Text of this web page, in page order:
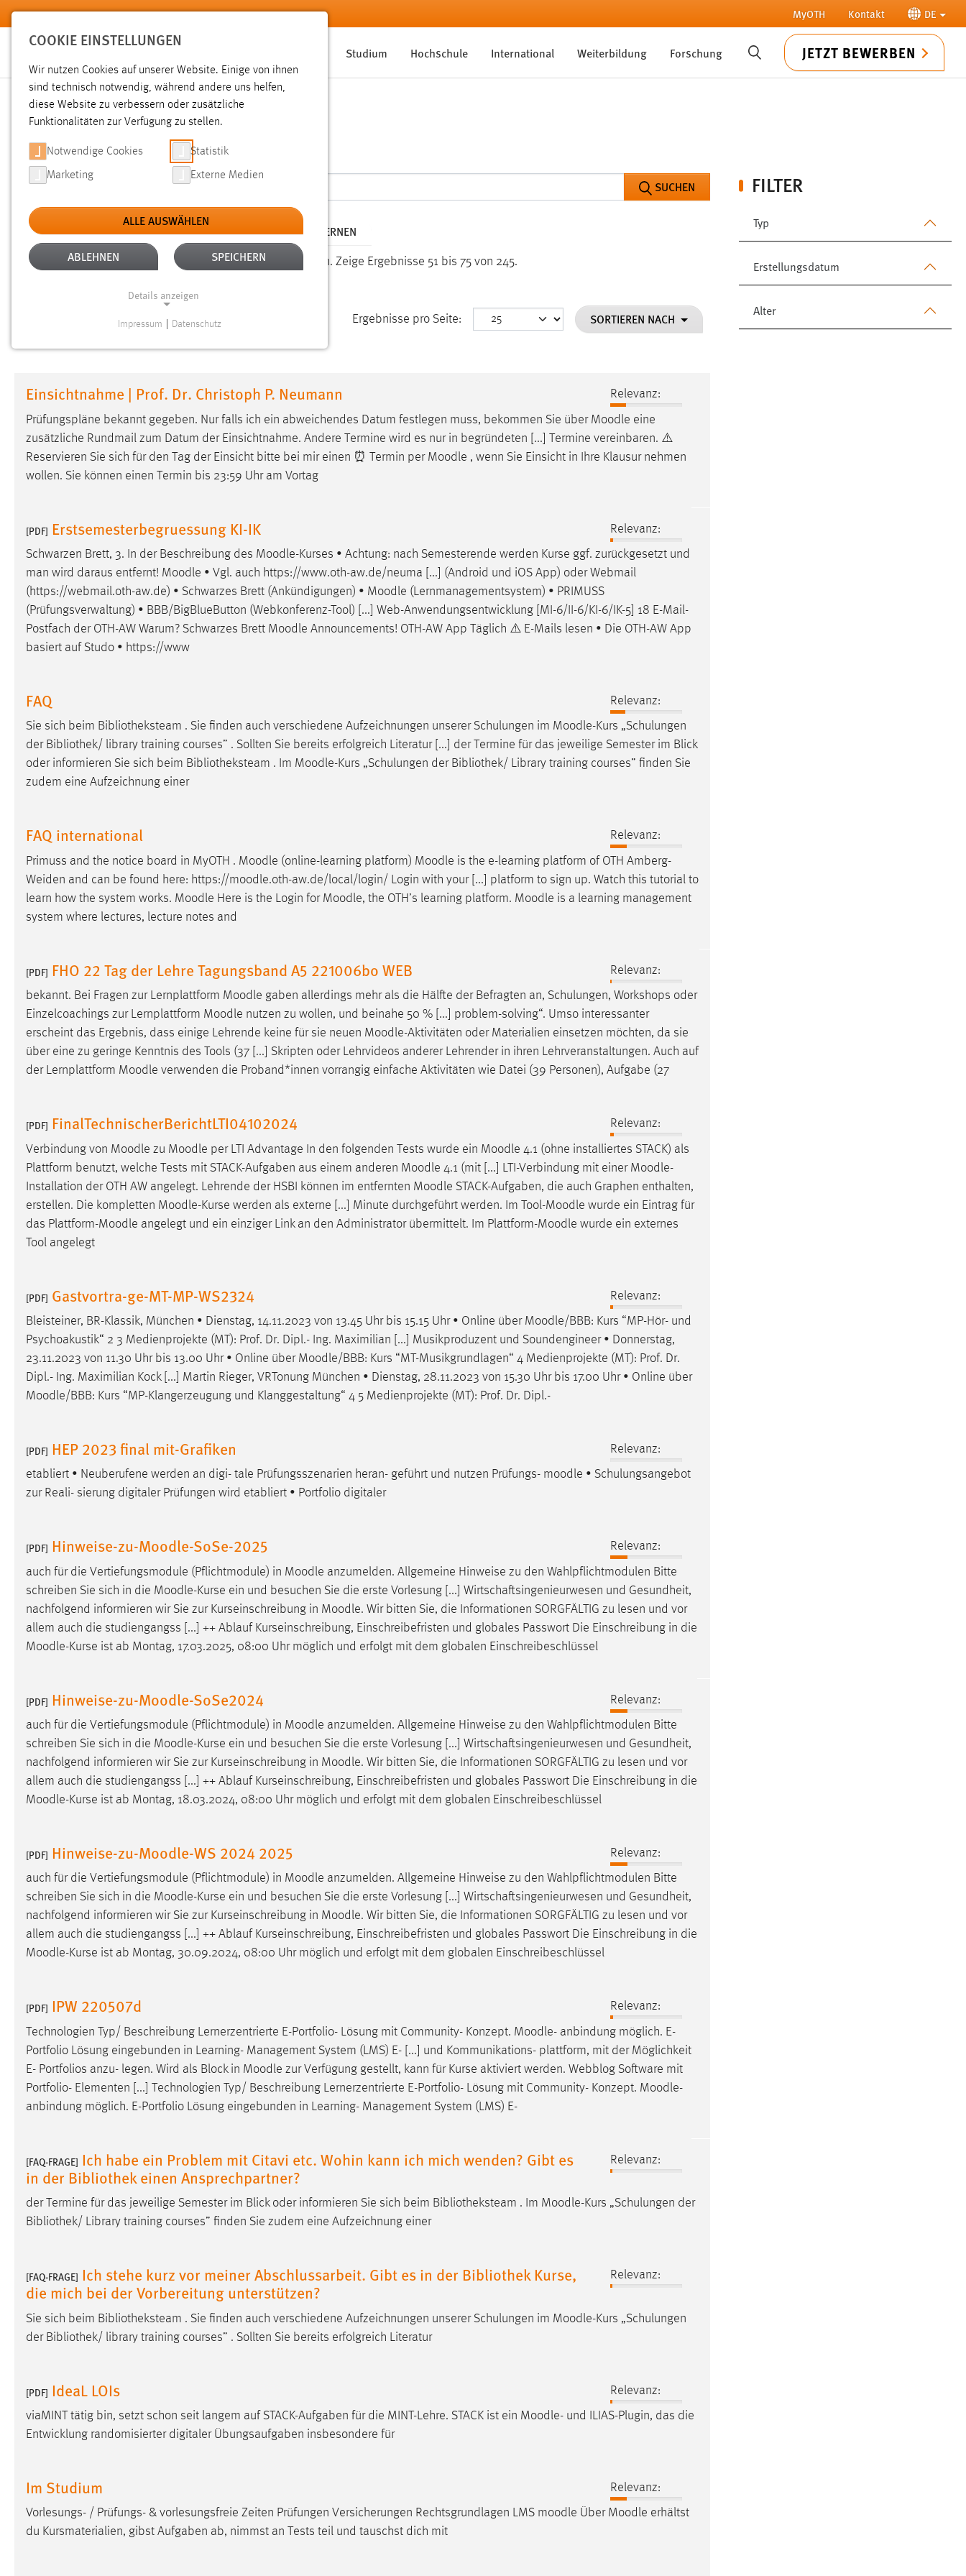
Zum Hauptinhalt springen MyOTH Kontakt DE
Studium Hochschule International Weiterbildung Forschung SUCHE JETZT BEWERBEN
SUCHE
FILTER
Typ
Erstellungsdatum
Alter
SUCHEN
Aktive Filter: ALTER: ÜBER EIN JAHR ALLE FILTER ENTFERNEN
Gesucht nach "moodle". Es wurden 245 Ergebnisse gefunden. Zeige Ergebnisse 51 bis 75 von 245.
Ergebnisse pro Seite: SORTIEREN NACH
Einsichtnahme | Prof. Dr. Christoph P. Neumann
Relevanz:
Prüfungspläne bekannt gegeben. Nur falls ich ein abweichendes Datum festlegen muss, bekommen Sie über Moodle eine
zusätzliche Rundmail zum Datum der Einsichtnahme. Andere Termine wird es nur in begründeten [...] Termine vereinbaren. ⚠️
Reservieren Sie sich für den Tag der Einsicht bitte bei mir einen ⏰ Termin per Moodle , wenn Sie Einsicht in Ihre Klausur nehmen
wollen. Sie können einen Termin bis 23:59 Uhr am Vortag
[PDF] Erstsemesterbegruessung KI-IK
Relevanz:
Schwarzen Brett, 3. In der Beschreibung des Moodle-Kurses • Achtung: nach Semesterende werden Kurse ggf. zurückgesetzt und
man wird daraus entfernt! Moodle • Vgl. auch https://www.oth-aw.de/neuma [...] (Android und iOS App) oder Webmail
(https://webmail.oth-aw.de) • Schwarzes Brett (Ankündigungen) • Moodle (Lernmanagementsystem) • PRIMUSS
(Prüfungsverwaltung) • BBB/BigBlueButton (Webkonferenz-Tool) [...] Web-Anwendungsentwicklung [MI-6/II-6/KI-6/IK-5] 18 E-Mail-
Postfach der OTH-AW Warum? Schwarzes Brett Moodle Announcements! OTH-AW App Täglich ⚠️ E-Mails lesen • Die OTH-AW App
basiert auf Studo • https://www
FAQ
Relevanz:
Sie sich beim Bibliotheksteam . Sie finden auch verschiedene Aufzeichnungen unserer Schulungen im Moodle-Kurs „Schulungen
der Bibliothek/ library training courses” . Sollten Sie bereits erfolgreich Literatur [...] der Termine für das jeweilige Semester im Blick
oder informieren Sie sich beim Bibliotheksteam . Im Moodle-Kurs „Schulungen der Bibliothek/ Library training courses” finden Sie
zudem eine Aufzeichnung einer
FAQ international
Relevanz:
Primuss and the notice board in MyOTH . Moodle (online-learning platform) Moodle is the e-learning platform of OTH Amberg-
Weiden and can be found here: https://moodle.oth-aw.de/local/login/ Login with your [...] platform to sign up. Watch this tutorial to
learn how the system works. Moodle Here is the Login for Moodle, the OTH’s learning platform. Moodle is a learning management
system where lectures, lecture notes and
[PDF] FHO 22 Tag der Lehre Tagungsband A5 221006bo WEB
Relevanz:
bekannt. Bei Fragen zur Lernplattform Moodle gaben allerdings mehr als die Hälfte der Befragten an, Schulungen, Workshops oder
Einzelcoachings zur Lernplattform Moodle nutzen zu wollen, und beinahe 50 % [...] problem-solving“. Umso interessanter
erscheint das Ergebnis, dass einige Lehrende keine für sie neuen Moodle-Aktivitäten oder Materialien einsetzen möchten, da sie
über eine zu geringe Kenntnis des Tools (37 [...] Skripten oder Lehrvideos anderer Lehrender in ihren Lehrveranstaltungen. Auch auf
der Lernplattform Moodle verwenden die Proband*innen vorrangig einfache Aktivitäten wie Datei (39 Personen), Aufgabe (27
[PDF] FinalTechnischerBerichtLTI04102024
Relevanz:
Verbindung von Moodle zu Moodle per LTI Advantage In den folgenden Tests wurde ein Moodle 4.1 (ohne installiertes STACK) als
Plattform benutzt, welche Tests mit STACK-Aufgaben aus einem anderen Moodle 4.1 (mit [...] LTI-Verbindung mit einer Moodle-
Installation der OTH AW angelegt. Lehrende der HSBI können im entfernten Moodle STACK-Aufgaben, die auch Graphen enthalten,
erstellen. Die kompletten Moodle-Kurse werden als externe [...] Minute durchgeführt werden. Im Tool-Moodle wurde ein Eintrag für
das Plattform-Moodle angelegt und ein einziger Link an den Administrator übermittelt. Im Plattform-Moodle wurde ein externes
Tool angelegt
[PDF] Gastvortra-ge-MT-MP-WS2324
Relevanz:
Bleisteiner, BR-Klassik, München • Dienstag, 14.11.2023 von 13.45 Uhr bis 15.15 Uhr • Online über Moodle/BBB: Kurs “MP-Hör- und
Psychoakustik“ 2 3 Medienprojekte (MT): Prof. Dr. Dipl.- Ing. Maximilian [...] Musikproduzent und Soundengineer • Donnerstag,
23.11.2023 von 11.30 Uhr bis 13.00 Uhr • Online über Moodle/BBB: Kurs “MT-Musikgrundlagen“ 4 Medienprojekte (MT): Prof. Dr.
Dipl.- Ing. Maximilian Kock [...] Martin Rieger, VRTonung München • Dienstag, 28.11.2023 von 15.30 Uhr bis 17.00 Uhr • Online über
Moodle/BBB: Kurs “MP-Klangerzeugung und Klanggestaltung“ 4 5 Medienprojekte (MT): Prof. Dr. Dipl.-
[PDF] HEP 2023 final mit-Grafiken
Relevanz:
etabliert • Neuberufene werden an digi- tale Prüfungsszenarien heran- geführt und nutzen Prüfungs- moodle • Schulungsangebot
zur Reali- sierung digitaler Prüfungen wird etabliert • Portfolio digitaler
[PDF] Hinweise-zu-Moodle-SoSe-2025
Relevanz:
auch für die Vertiefungsmodule (Pflichtmodule) in Moodle anzumelden. Allgemeine Hinweise zu den Wahlpflichtmodulen Bitte
schreiben Sie sich in die Moodle-Kurse ein und besuchen Sie die erste Vorlesung [...] Wirtschaftsingenieurwesen und Gesundheit,
nachfolgend informieren wir Sie zur Kurseinschreibung in Moodle. Wir bitten Sie, die Informationen SORGFÄLTIG zu lesen und vor
allem auch die studiengangss [...] ++ Ablauf Kurseinschreibung, Einschreibefristen und globales Passwort Die Einschreibung in die
Moodle-Kurse ist ab Montag, 17.03.2025, 08:00 Uhr möglich und erfolgt mit dem globalen Einschreibeschlüssel
[PDF] Hinweise-zu-Moodle-SoSe2024
Relevanz:
auch für die Vertiefungsmodule (Pflichtmodule) in Moodle anzumelden. Allgemeine Hinweise zu den Wahlpflichtmodulen Bitte
schreiben Sie sich in die Moodle-Kurse ein und besuchen Sie die erste Vorlesung [...] Wirtschaftsingenieurwesen und Gesundheit,
nachfolgend informieren wir Sie zur Kurseinschreibung in Moodle. Wir bitten Sie, die Informationen SORGFÄLTIG zu lesen und vor
allem auch die studiengangss [...] ++ Ablauf Kurseinschreibung, Einschreibefristen und globales Passwort Die Einschreibung in die
Moodle-Kurse ist ab Montag, 18.03.2024, 08:00 Uhr möglich und erfolgt mit dem globalen Einschreibeschlüssel
[PDF] Hinweise-zu-Moodle-WS 2024 2025
Relevanz:
auch für die Vertiefungsmodule (Pflichtmodule) in Moodle anzumelden. Allgemeine Hinweise zu den Wahlpflichtmodulen Bitte
schreiben Sie sich in die Moodle-Kurse ein und besuchen Sie die erste Vorlesung [...] Wirtschaftsingenieurwesen und Gesundheit,
nachfolgend informieren wir Sie zur Kurseinschreibung in Moodle. Wir bitten Sie, die Informationen SORGFÄLTIG zu lesen und vor
allem auch die studiengangss [...] ++ Ablauf Kurseinschreibung, Einschreibefristen und globales Passwort Die Einschreibung in die
Moodle-Kurse ist ab Montag, 30.09.2024, 08:00 Uhr möglich und erfolgt mit dem globalen Einschreibeschlüssel
[PDF] IPW 220507d
Relevanz:
Technologien Typ/ Beschreibung Lernerzentrierte E-Portfolio- Lösung mit Community- Konzept. Moodle- anbindung möglich. E-
Portfolio Lösung eingebunden in Learning- Management System (LMS) E- [...] und Kommunikations- plattform, mit der Möglichkeit
E- Portfolios anzu- legen. Wird als Block in Moodle zur Verfügung gestellt, kann für Kurse aktiviert werden. Webblog Software mit
Portfolio- Elementen [...] Technologien Typ/ Beschreibung Lernerzentrierte E-Portfolio- Lösung mit Community- Konzept. Moodle-
anbindung möglich. E-Portfolio Lösung eingebunden in Learning- Management System (LMS) E-
[FAQ-FRAGE] Ich habe ein Problem mit Citavi etc. Wohin kann ich mich wenden? Gibt es
in der Bibliothek einen Ansprechpartner?
Relevanz:
der Termine für das jeweilige Semester im Blick oder informieren Sie sich beim Bibliotheksteam . Im Moodle-Kurs „Schulungen der
Bibliothek/ Library training courses” finden Sie zudem eine Aufzeichnung einer
[FAQ-FRAGE] Ich stehe kurz vor meiner Abschlussarbeit. Gibt es in der Bibliothek Kurse,
die mich bei der Vorbereitung unterstützen?
Relevanz:
Sie sich beim Bibliotheksteam . Sie finden auch verschiedene Aufzeichnungen unserer Schulungen im Moodle-Kurs „Schulungen
der Bibliothek/ library training courses” . Sollten Sie bereits erfolgreich Literatur
[PDF] IdeaL LOIs
Relevanz:
viaMINT tätig bin, setzt schon seit langem auf STACK-Aufgaben für die MINT-Lehre. STACK ist ein Moodle- und ILIAS-Plugin, das die
Entwicklung randomisierter digitaler Übungsaufgaben insbesondere für
Im Studium
Relevanz:
Vorlesungs- / Prüfungs- & vorlesungsfreie Zeiten Prüfungen Versicherungen Rechtsgrundlagen LMS moodle Über Moodle erhältst
du Kursmaterialien, gibst Aufgaben ab, nimmst an Tests teil und tauschst dich mit
COOKIE EINSTELLUNGEN
Wir nutzen Cookies auf unserer Website. Einige von ihnen
sind technisch notwendig, während andere uns helfen,
diese Website zu verbessern oder zusätzliche
Funktionalitäten zur Verfügung zu stellen.
Notwendige Cookies Statistik
Marketing Externe Medien
ALLE AUSWÄHLEN
ABLEHNEN SPEICHERN
Details anzeigen
Website erforderlich.
Einverständnis
Name: cookie_consent
Dieser Cookie speichert die
Performance
Name: staticfilecache
Zweck:
Für performante Seitenauslieferung wird
in diesem Cookie gespeichert, ob man
Name: site-language-preference
Zweck:
Das Cookie speichert die gewählte
Sprache der Website.
Chat
Name:
MibewSessionID, MIBEW_UserID,
mibew_locale, mibew-chat-frame-style-
5e9dbeb1811c0446
Cookie Laufzeit:
style-5e9dbeb1811c0446 =
Sitzungslaufzeit, mibew_locale = 3
Jahre, MIBEW_UserID = 1 Jahr
Login
Zweck:
Dieser Cookie ist notwendig um sich an
der Website einloggen zu können.
Cookie Laufzeit: 24 Stunden
STATISTIK
Statistik Cookies erfassen Informationen anonym.
Matomo
Name: _pk_ref, _pk_cvar, _pk_id, _pk_ses
Zweck: Zugriffsstatistik
Cookie Laufzeit: Max. 13 Monate
MARKETING
Marketing Cookies werden von Drittanbietern
verwendet, um personalisierte Werbung anzuzeigen.
Google Ads
Name: _gcl_au
Anbieter: Google Ireland Limited
Zweck: Conversion-Tracking
Facebook Pixel
Name: _fbp
Anbieter: Facebook
Zweck: Conversion-Tracking
EXTERNE MEDIEN
Um Inhalte von Videoplattformen und Social Media
Plattformen anzeigen zu können, werden von diesen
externen Medien Cookies gesetzt.
Vimeo
Impressum Datenschutz